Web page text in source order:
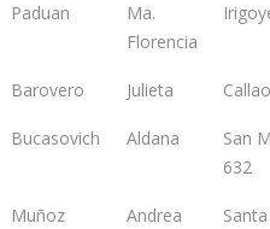
Paduan
Ma.
Florencia
Barovero Julieta
Bucasovich Aldana
San
632
Muñoz
Andrea